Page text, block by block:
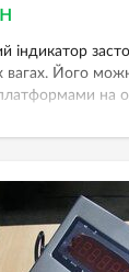
індикатор
Його
на
відмінне